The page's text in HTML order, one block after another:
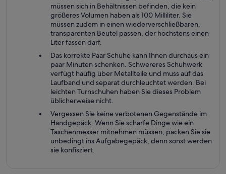
müssen sich in Behältnissen befinden, die kein
größeres Volumen haben als 100 Milliliter. Sie
müssen zudem in einen wiederverschließbaren,
transparenten Beutel passen, der höchstens einen
Liter fassen darf.
Das korrekte Paar Schuhe kann Ihnen durchaus ein
paar Minuten schenken. Schwereres Schuhwerk
verfügt häufig über Metallteile und muss auf das
Laufband und separat durchleuchtet werden. Bei
leichten Turnschuhen haben Sie dieses Problem
üblicherweise nicht.
Vergessen Sie keine verbotenen Gegenstände im
Handgepäck. Wenn Sie scharfe Dinge wie ein
Taschenmesser mitnehmen müssen, packen Sie sie
unbedingt ins Aufgabegepäck, denn sonst werden
sie konfisziert.